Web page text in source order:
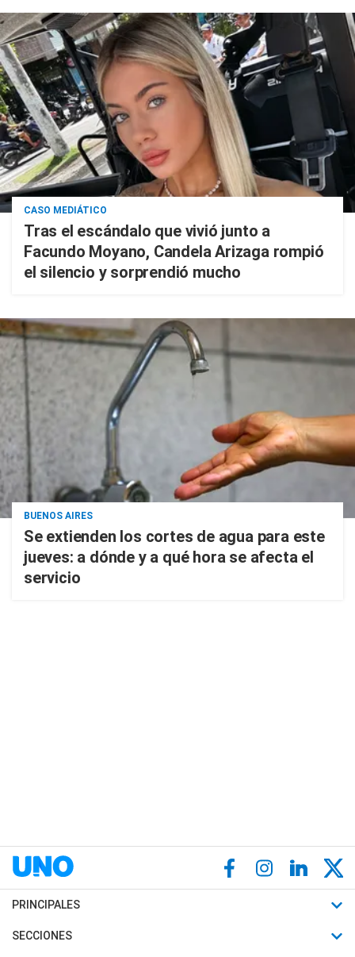
CASO MEDIÁTICO
Tras el escándalo que vivió junto a
Facundo Moyano, Candela Arizaga rompió
el silencio y sorprendió mucho
BUENOS AIRES
Se extienden los cortes de agua para este
jueves: a dónde y a qué hora se afecta el
servicio
PRINCIPALES
Últimas Noticias
SECCIONES